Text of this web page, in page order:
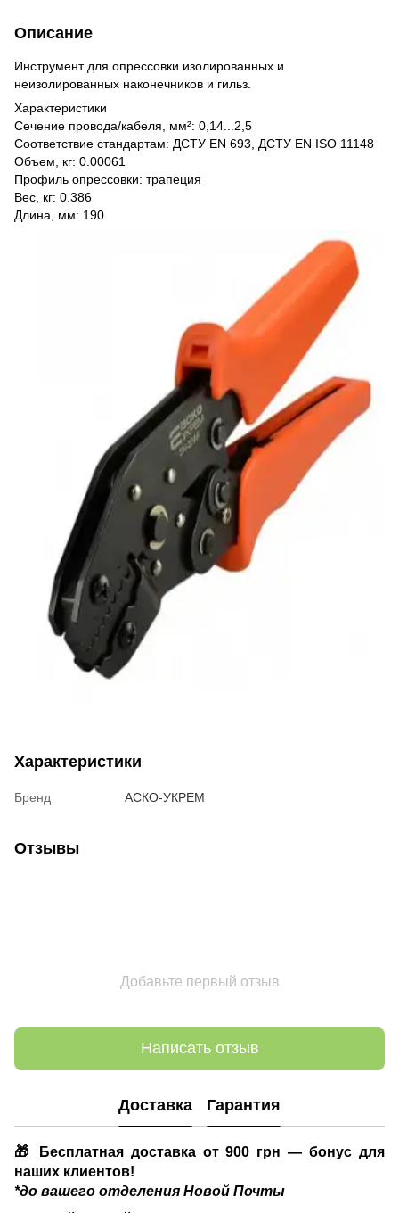
Описание
Инструмент для опрессовки изолированных и
неизолированных наконечников и гильз.
Характеристики
Сечение провода/кабеля, мм²: 0,14...2,5
Соответствие стандартам: ДСТУ EN 693, ДСТУ EN ISO 11148
Объем, кг: 0.00061
Профиль опрессовки: трапеция
Вес, кг: 0.386
Длина, мм: 190
Характеристики
Бренд АСКО-УКРЕМ
Отзывы
Добавьте первый отзыв
Написать отзыв
Доставка Гарантия
🎁 Бесплатная доставка от 900 грн — бонус для
наших клиентов!
*до вашего отделения Новой Почты